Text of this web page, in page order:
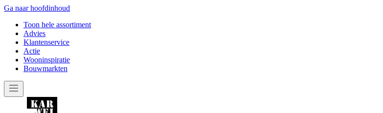
Ga naar hoofdinhoud
Toon hele assortiment
Advies
Klantenservice
Actie
Wooninspiratie
Bouwmarkten